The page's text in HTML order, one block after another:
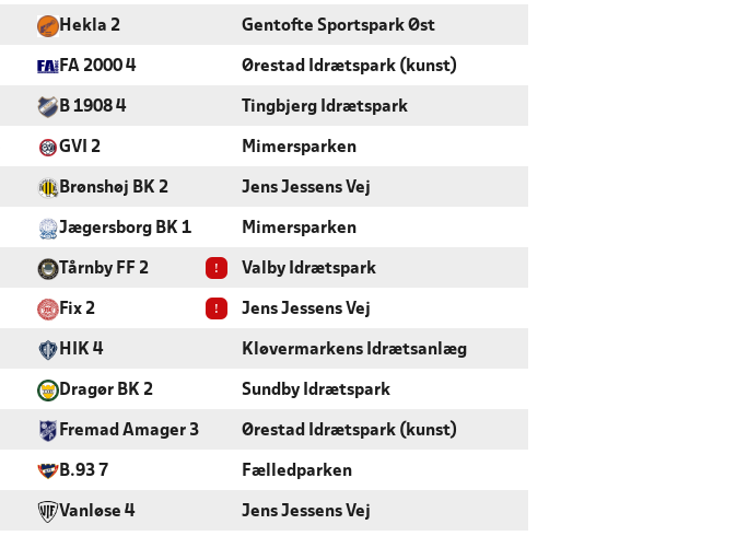
Hekla 2 Gentofte Sportspark Øst
FA 2000 4 Ørestad Idrætspark (kunst)
B 1908 4 Tingbjerg Idrætspark
GVI 2 Mimersparken
Brønshøj BK 2 Jens Jessens Vej
Jægersborg BK 1 Mimersparken
Tårnby FF 2 ! Valby Idrætspark
Fix 2 ! Jens Jessens Vej
HIK 4 Kløvermarkens Idrætsanlæg
Dragør BK 2 Sundby Idrætspark
Fremad Amager 3 Ørestad Idrætspark (kunst)
B.93 7 Fælledparken
Vanløse 4 Jens Jessens Vej